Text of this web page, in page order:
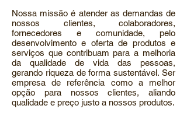
Nossa missão é atender as demandas de
nossos clientes, colaboradores,
fornecedores e comunidade, pelo
desenvolvimento e oferta de produtos e
serviços que contribuam para a melhoria
da qualidade de vida das pessoas,
gerando riqueza de forma sustentável. Ser
empresa de referência como a melhor
opção para nossos clientes, aliando
qualidade e preço justo a nossos produtos.